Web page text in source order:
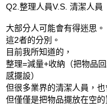
Q2.整理人員V.S. 清潔人員
大部分人可能會有得迷思。
這2者的分別。
目前我所知道的，
整理=減量+收納（把物品
感擺設）
但很多業界的清潔人員，也
但僅僅是把物品擺放在空